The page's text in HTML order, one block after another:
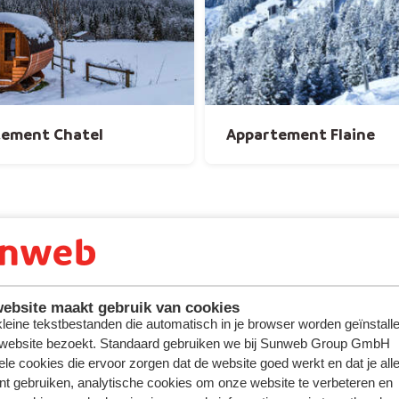
maakt gebruik van cookies
tekstbestanden die automatisch in je browser worden
bezoekt. Standaard gebruiken we bij Sunweb Group GmbH
cookies die ervoor zorgen dat de website goed werkt en dat je
gebruiken, analytische cookies om onze website te verbeteren en
Chatel Appartement Flaine